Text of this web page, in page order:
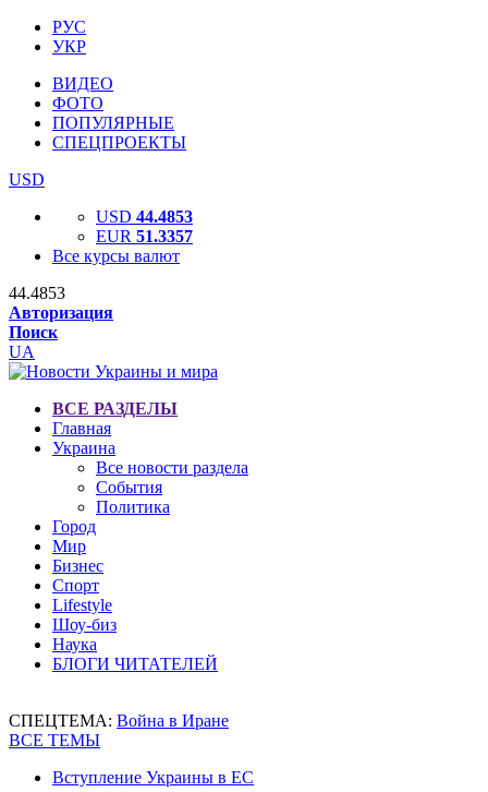
РУС
УКР
ВИДЕО
ФОТО
ПОПУЛЯРНЫЕ
СПЕЦПРОЕКТЫ
USD
USD 44.4853
EUR 51.3357
Все курсы валют
44.4853
Авторизация
Поиск
UA
ВСЕ РАЗДЕЛЫ
Главная
Украина
Все новости раздела
События
Политика
Город
Мир
Бизнес
Спорт
Lifestyle
Шоу-биз
Наука
БЛОГИ ЧИТАТЕЛЕЙ
СПЕЦТЕМА: Война в Иране
ВСЕ ТЕМЫ
Вступление Украины в ЕС